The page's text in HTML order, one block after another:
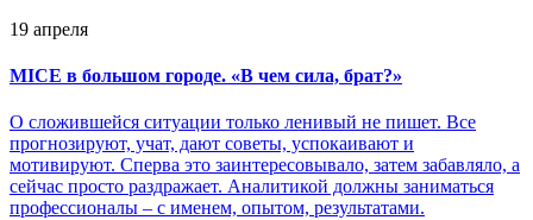
19 апреля
MICE в большом городе. «В чем сила, брат?»
О сложившейся ситуации только ленивый не пишет. Все
прогнозируют, учат, дают советы, успокаивают и
мотивируют. Сперва это заинтересовывало, затем забавляло, а
сейчас просто раздражает. Аналитикой должны заниматься
профессионалы – с именем, опытом, результатами.